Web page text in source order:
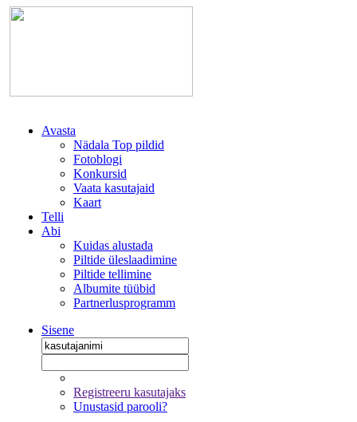
Avasta
Nädala Top pildid
Fotoblogi
Konkursid
Vaata kasutajaid
Kaart
Telli
Abi
Kuidas alustada
Piltide üleslaadimine
Piltide tellimine
Albumite tüübid
Partnerlusprogramm
Sisene
Registreeru kasutajaks
Unustasid parooli?